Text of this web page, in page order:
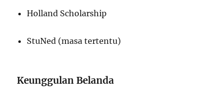
Holland Scholarship
StuNed (masa tertentu)
Keunggulan Belanda